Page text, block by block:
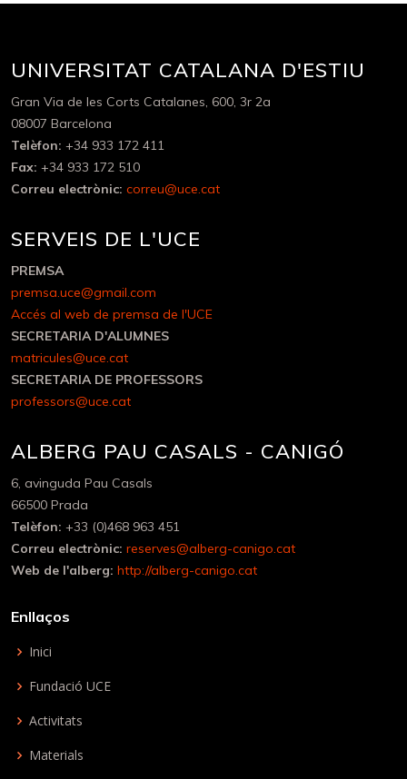
UNIVERSITAT CATALANA D'ESTIU
Gran Via de les Corts Catalanes, 600, 3r 2a
08007 Barcelona
Telèfon: +34 933 172 411
Fax: +34 933 172 510
Correu electrònic: correu@uce.cat
SERVEIS DE L'UCE
PREMSA
premsa.uce@gmail.com
Accés al web de premsa de l'UCE
SECRETARIA D'ALUMNES
matricules@uce.cat
SECRETARIA DE PROFESSORS
professors@uce.cat
ALBERG PAU CASALS - CANIGÓ
6, avinguda Pau Casals
66500 Prada
Telèfon: +33 (0)468 963 451
Correu electrònic: reserves@alberg-canigo.cat
Web de l'alberg: http://alberg-canigo.cat
Enllaços
Inici
Fundació UCE
Activitats
Materials